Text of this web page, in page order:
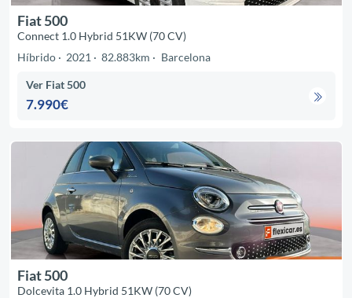
Fiat 500
Connect 1.0 Hybrid 51KW (70 CV)
Híbrido
2021 82.883km Barcelona
Ver Fiat 500
7.990€
Fiat 500
Dolcevita 1.0 Hybrid 51KW (70 CV)